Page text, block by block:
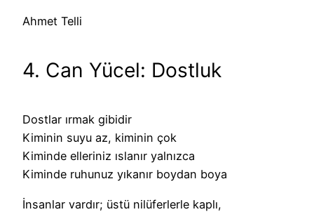
Ahmet Telli
4. Can Yücel: Dostluk
Dostlar ırmak gibidir
Kiminin suyu az, kiminin çok
Kiminde elleriniz ıslanır yalnızca
Kiminde ruhunuz yıkanır boydan boya
İnsanlar vardır; üstü nilüferlerle kaplı,